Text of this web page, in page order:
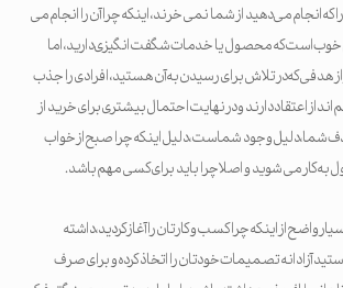
انجام می دهید از شما نمی خرند، اینکه چرا آن را انجام می
است که محصول یا خدمات شگفت انگیزی دارید، اما
که در تلاش برای رسیدن به آن هستید، افرادی را جذب
اعتقاد دارند و در نهایت احتمال بیشتری برای خرید از
دلیل وجود شماست، دلیل اینکه چرا صبح از خواب
کار می شوید و اصلا چرا باید برای کسی مهم باشد.
از اینکه چرا کسب و کارتان را آغاز کردید، داشته
آزادانه تصمیمات خودتان را اتخاذ کرده و برای صرف